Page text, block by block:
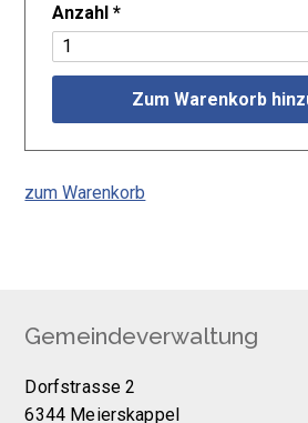
Anzahl*
Zum Warenkorb
zum Warenkorb
Gemeindeverwaltung
Dorfstrasse 2
6344 Meierskappel